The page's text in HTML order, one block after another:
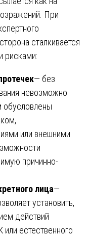
При
сталкивается
рисками:
— без
невозможно
обусловлены
или внешними
причинно-
лица—
установить,
действий
естественного